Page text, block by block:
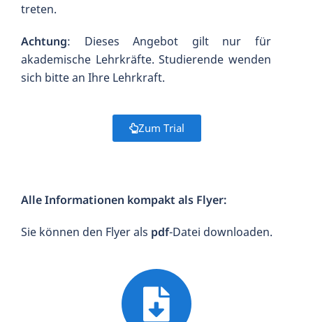
treten.
Achtung: Dieses Angebot gilt nur für
akademische Lehrkräfte. Studierende wenden
sich bitte an Ihre Lehrkraft.
Zum Trial
Alle Informationen kompakt als Flyer:
Sie können den Flyer als pdf-Datei downloaden.